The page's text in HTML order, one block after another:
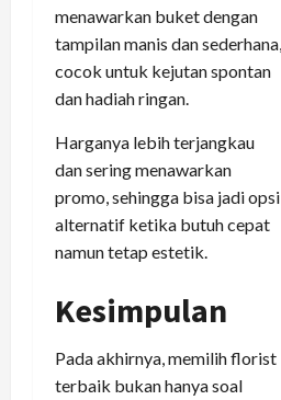
menawarkan buket dengan
tampilan manis dan sederhana,
cocok untuk kejutan spontan
dan hadiah ringan.
Harganya lebih terjangkau
dan sering menawarkan
promo, sehingga bisa jadi opsi
alternatif ketika butuh cepat
namun tetap estetik.
Kesimpulan
Pada akhirnya, memilih florist
terbaik bukan hanya soal